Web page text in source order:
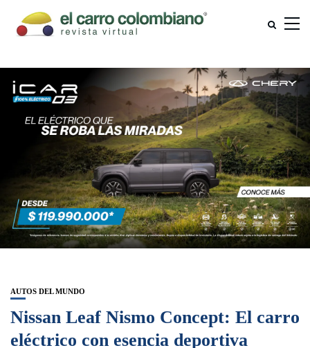
AUTOS DEL MUNDO
Nissan Leaf Nismo Concept: El carro
eléctrico con esencia deportiva